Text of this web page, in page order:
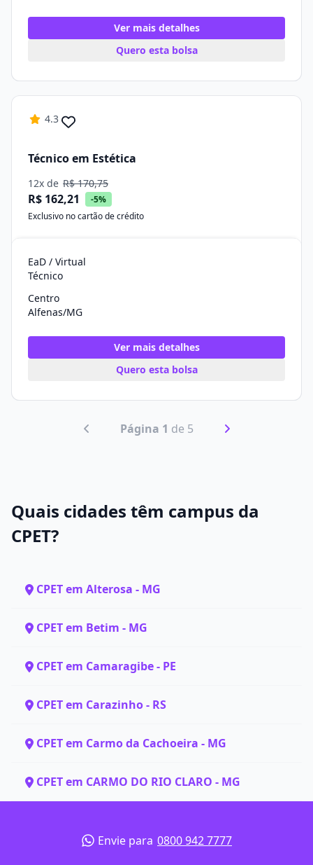
Ver mais detalhes
Quero esta bolsa
4.3
Técnico em Estética
12x de R$ 170,75
R$ 162,21
-5%
Exclusivo no cartão de crédito
EaD / Virtual
Técnico
Centro
Alfenas/MG
Ver mais detalhes
Quero esta bolsa
Página 1 de 5
Quais cidades têm campus da
CPET?
CPET em Alterosa - MG
CPET em Betim - MG
CPET em Camaragibe - PE
CPET em Carazinho - RS
CPET em Carmo da Cachoeira - MG
CPET em CARMO DO RIO CLARO - MG
Envie para 0800 942 7777